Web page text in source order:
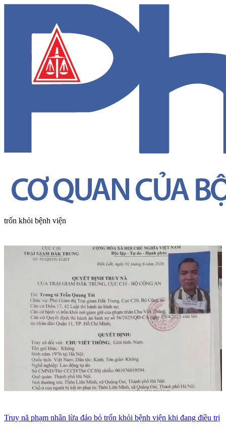
trốn khỏi bệnh viện
Truy nã phạm nhân lừa đảo bỏ trốn khỏi bệnh viện khi đang điều trị